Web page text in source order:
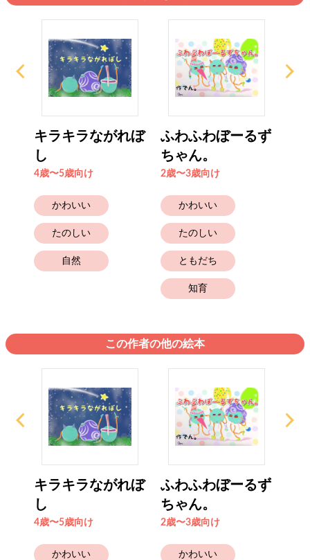
キラキラながれぼ
し
4歳〜5歳向け
かわいい
たのしい
自然
ふわふわぼーるず
ちゃん。
2歳〜3歳向け
かわいい
たのしい
ともだち
知育
この作者の他の絵本
キラキラながれぼ
し
4歳〜5歳向け
かわいい
ふわふわぼーるず
ちゃん。
2歳〜3歳向け
かわいい